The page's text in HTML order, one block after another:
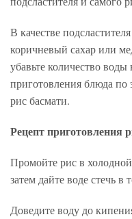
В качестве
коричневый сахар или
убавьте количество
приготовления блюда по
рис басмати.
Рецепт приготовления
Промойте рис в
затем дайте воде стечь
Доведите воду до